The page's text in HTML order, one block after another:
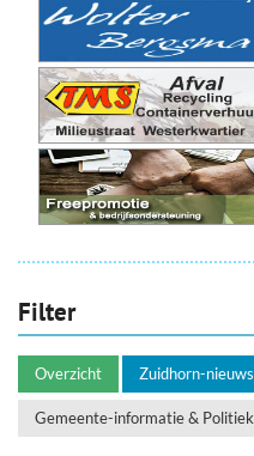
Filter
Overzicht Zuidhorn-nieuws
Gemeente-informatie & Politiek